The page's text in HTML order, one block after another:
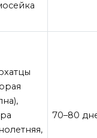
70–80